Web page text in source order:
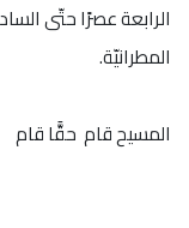
الرابعة عصرًا حتّى
المطرانيّة.
المسيح قام حقًّا قام